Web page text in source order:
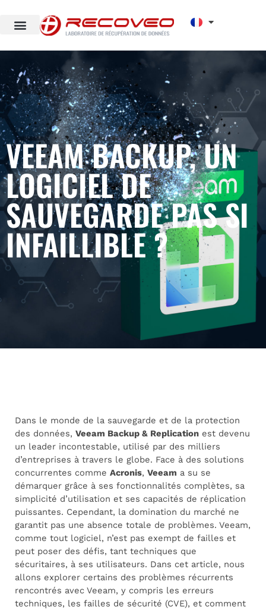
VEEAM BACKUP, UN
LOGICIEL DE
SAUVEGARDE PAS SI
INFAILLIBLE ?
Dans le monde de la sauvegarde et de la protection
des données, Veeam Backup & Replication est devenu
un leader incontestable, utilisé par des milliers
d’entreprises à travers le globe. Face à des solutions
concurrentes comme Acronis, Veeam a su se
démarquer grâce à ses fonctionnalités complètes, sa
simplicité d’utilisation et ses capacités de réplication
puissantes. Cependant, la domination du marché ne
garantit pas une absence totale de problèmes. Veeam,
comme tout logiciel, n’est pas exempt de failles et
peut poser des défis, tant techniques que
sécuritaires, à ses utilisateurs. Dans cet article, nous
allons explorer certains des problèmes récurrents
rencontrés avec Veeam, y compris les erreurs
techniques, les failles de sécurité (CVE), et comment